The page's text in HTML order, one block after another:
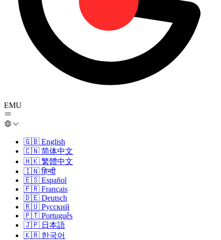
EMU
🇬🇧 English
🇨🇳 简体中文
🇭🇰 繁體中文
🇮🇳 हिन्दी
🇪🇸 Español
🇫🇷 Français
🇩🇪 Deutsch
🇷🇺 Русский
🇵🇹 Português
🇯🇵 日本語
🇰🇷 한국어